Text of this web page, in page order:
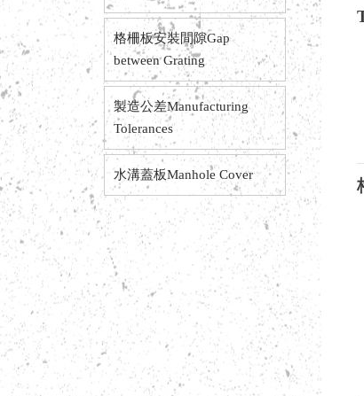
格柵板安裝間隙Gap
between Grating
製造公差Manufacturing
Tolerances
水溝蓋板Manhole Cover